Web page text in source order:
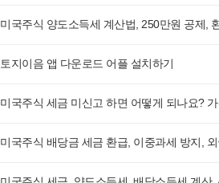
미국주식 양도소득세 계산법, 250만원 공제,
토지이음 앱 다운로드 어플 설치하기
미국주식 세금 미신고 하면 어떻게 되나요?
미국주식 배당금 세금 환급, 이중과세 방지,